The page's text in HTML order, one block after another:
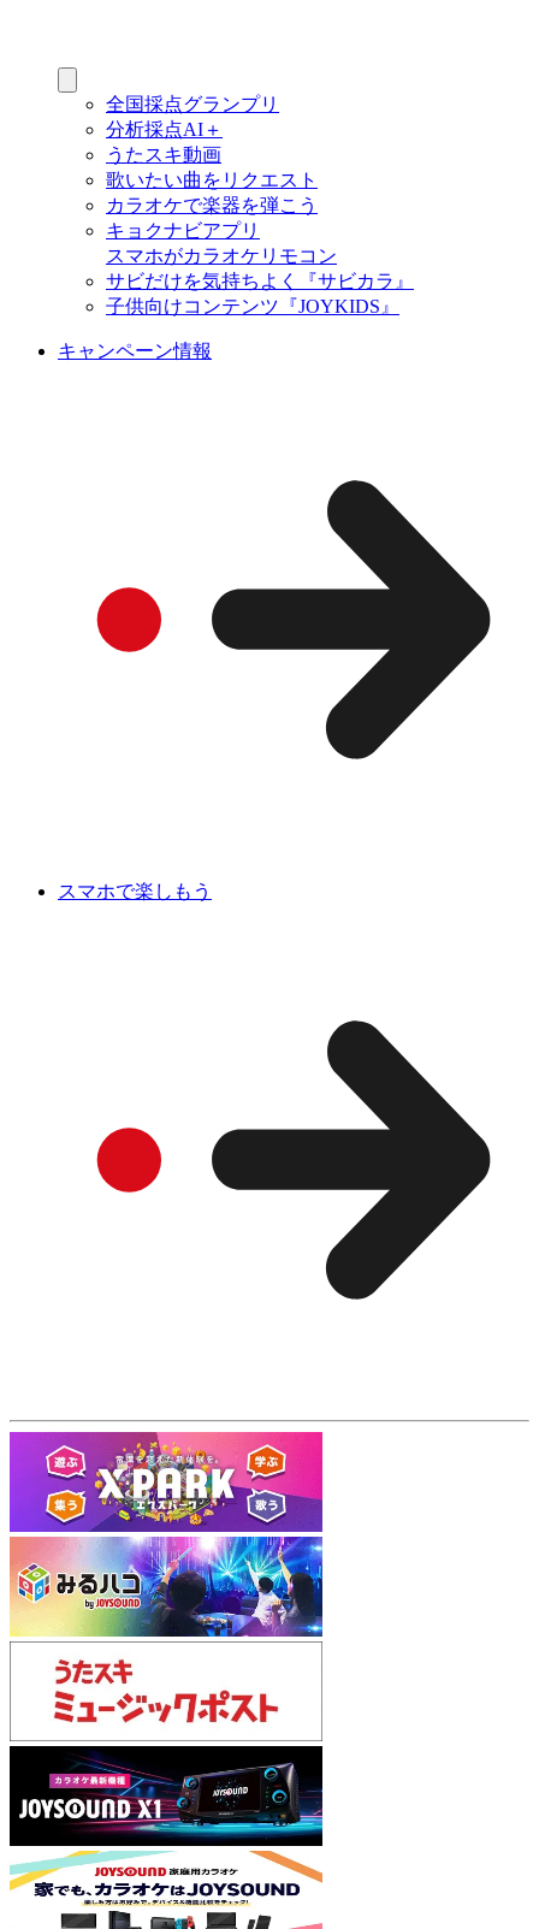
全国採点グランプリ
分析採点AI＋
うたスキ動画
歌いたい曲をリクエスト
カラオケで楽器を弾こう
キョクナビアプリ
スマホがカラオケリモコン
サビだけを気持ちよく『サビカラ』
子供向けコンテンツ『JOYKIDS』
キャンペーン情報
スマホで楽しもう